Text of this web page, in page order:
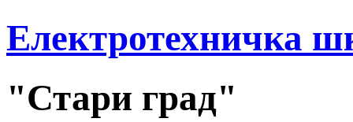
Електротехничка
"Стари град"